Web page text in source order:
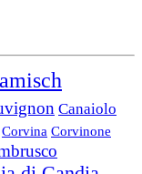
Canaiolo
Corvina Corvinone